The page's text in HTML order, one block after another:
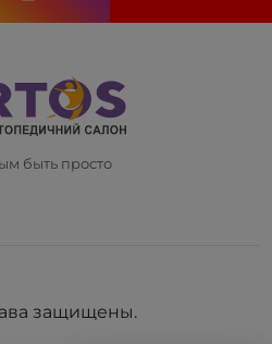
быть просто
защищены.